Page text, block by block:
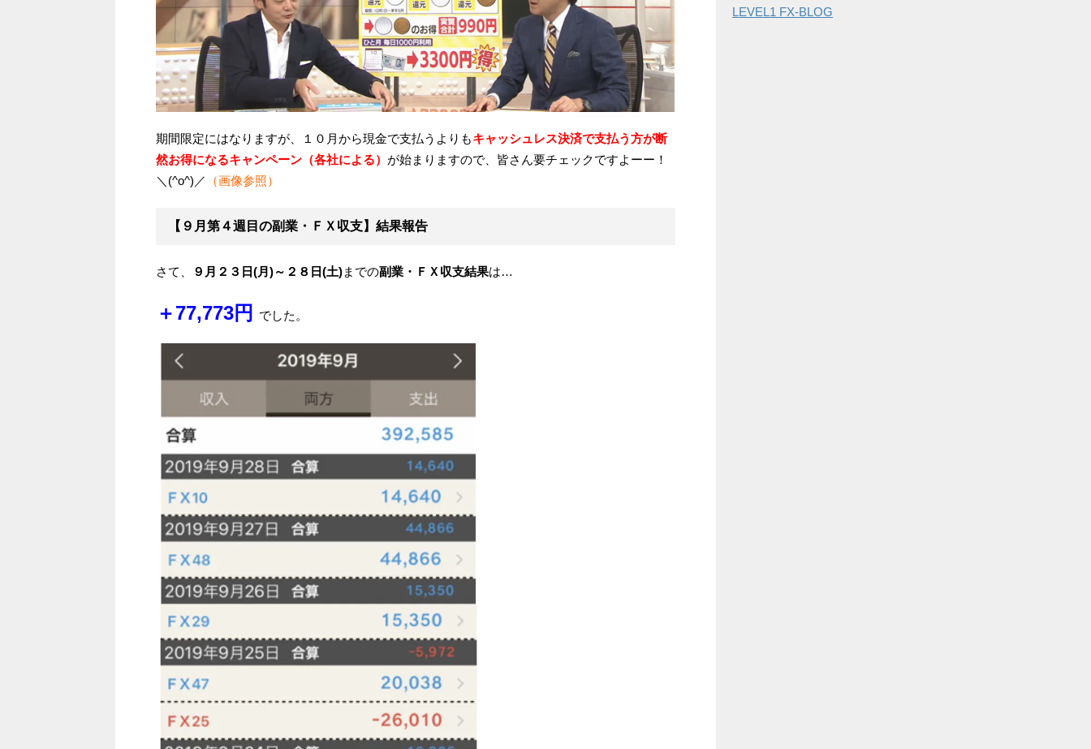
期間限定にはなりますが、１０月から現金で支払うよりもキャッシュレス決済で支払う方が断
然お得になるキャンペーン（各社による） が始まりますので、皆さん要チェックですよーー！
＼(^o^)／
（画像参照）
【９月第４週目の副業・ＦＸ収支】結果報告
さて、 ９月２３日(月)～２８日(土)までの副業・ＦＸ収支結果は…
＋77,773円 でした。
LEVEL1 FX-BLOG